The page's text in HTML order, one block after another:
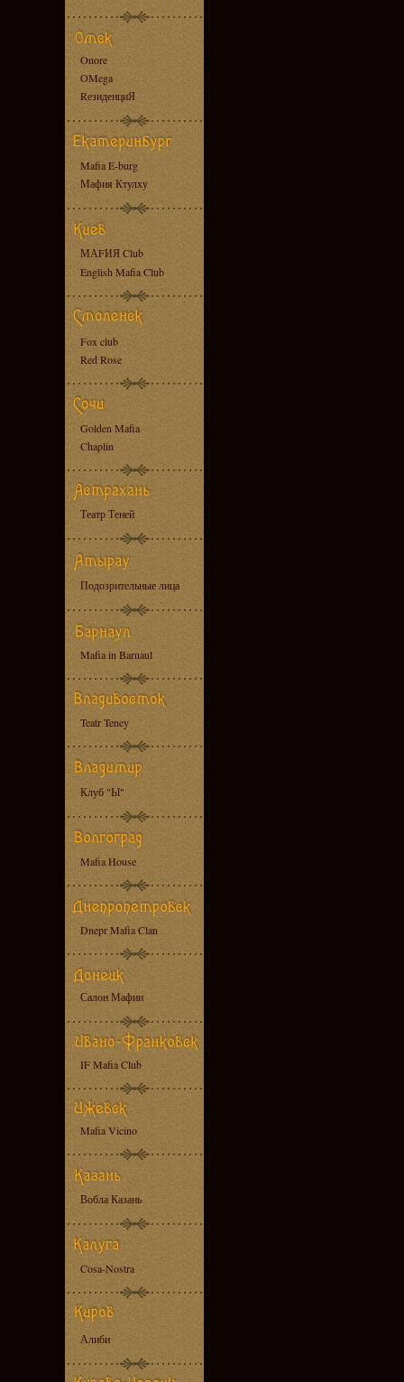
Onore
OMega
RезиденциЯ
Mafia E-burg
Мафия Ктулху
МАFИЯ Club
English Mafia Club
Fox club
Red Rose
Golden Mafia
Chaplin
Театр Теней
Подозрительные лица
Mafia in Barnaul
Teatr Teney
Клуб "Ы"
Mafia House
Dnepr Mafia Clan
Салон Мафии
IF Mafia Club
Mafia Vicino
Вобла Казань
Cosa-Nostra
Алиби